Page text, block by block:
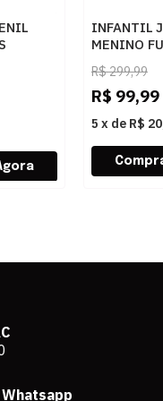
INFANTIL
MENINO
UMBRO
186BLACK/
R$299,99
R$ 99,99
5 x de R$